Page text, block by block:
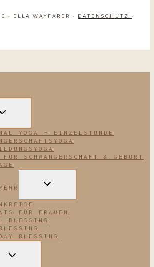
· ELLA WAYFARER · DATENSCHUTZ ·
YOGA – EINZELSTUNDE
FÜR SCHWANGERSCHAFT & GEBURT
UNTERMENÜ
FÜR FRAUEN
BLESSING
BLESSING
UNTERMENÜ